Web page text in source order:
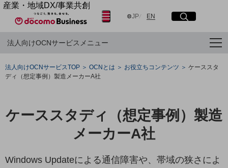
産業・地域DX/事業共創
OPEN HUB for Plural Futures
「社会可能性」を探究・実装する事業共創エコシステムです。
イベント/ウェビナー
記事コンテンツ
プレイヤー(カタリスト/パートナー企業)
産業・地域DXプラットフォーマーとして
企業と地域が持続成長する社会を目指します
Smart Healthcare
JP日本語
ENEnglish
サイト内検索
メニュー
フリーワードでNTTドコモビジネスの
法人向けOCNサービスメニュー
法人向けOCNサービスTOP OCNとは お役立ちコンテンツ
ケーススタ
ディ（想定事例）製造メーカーA社
ケーススタディ（想定事例）製造
メーカーA社
Windows Updateによる通信障害や、帯域の狭さによ